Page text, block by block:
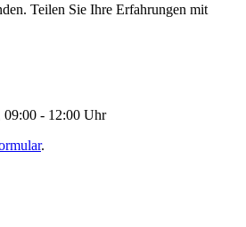
Teilen Sie Ihre Erfahrungen mit
09:00 - 12:00 Uhr
.